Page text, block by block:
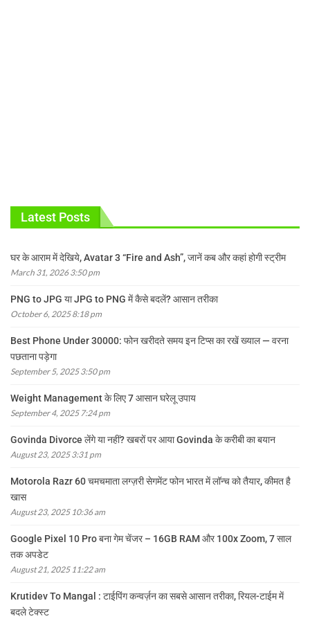
Latest Posts
घर के आराम में देखिये, Avatar 3 “Fire and Ash”, जानें कब और कहां होगी स्ट्रीम
March 31, 2026 3:50 pm
PNG to JPG या JPG to PNG में कैसे बदलें? आसान तरीका
October 6, 2025 8:18 pm
Best Phone Under 30000: फोन खरीदते समय इन टिप्स का रखें ख्याल — वरना
पछताना पड़ेगा
September 5, 2025 3:50 pm
Weight Management के लिए 7 आसान घरेलू उपाय
September 4, 2025 7:24 pm
Govinda Divorce लेंगे या नहीं? खबरों पर आया Govinda के करीबी का बयान
August 23, 2025 3:31 pm
Motorola Razr 60 चमचमाता लग्ज़री सेगमेंट फोन भारत में लॉन्च को तैयार, कीमत है
खास
August 23, 2025 10:36 am
Google Pixel 10 Pro बना गेम चेंजर – 16GB RAM और 100x Zoom, 7 साल
तक अपडेट
August 21, 2025 11:22 am
Krutidev To Mangal : टाईपिंग कन्वर्ज़न का सबसे आसान तरीका, रियल-टाईम में
बदले टेक्स्ट